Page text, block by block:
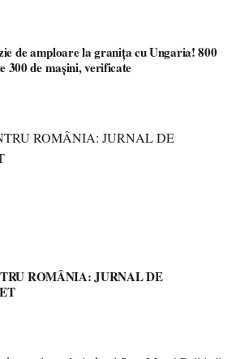
de amploare la granița cu Ungaria! 800
300 de mașini, verificate
ROMÂNIA: JURNAL DE